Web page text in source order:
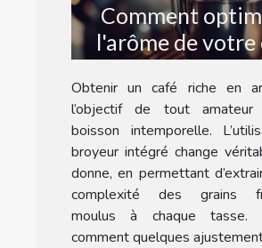
Comment
l'arôme de votre
avec un broyeur
?
Obtenir un café riche en
l’objectif de tout
boisson intemporelle.
broyeur intégré change
donne, en permettant
complexité des grains
moulus à chaque tasse.
comment quelques